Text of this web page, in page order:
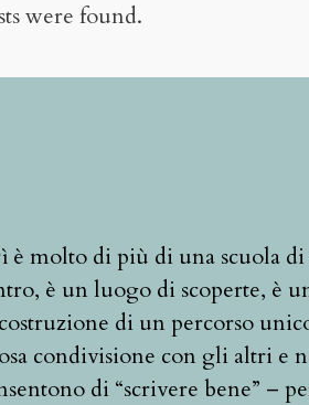
were found.
è molto di più di una scuola
è un luogo di scoperte, è
di un percorso
condivisione con gli altri e
di “scrivere bene” –